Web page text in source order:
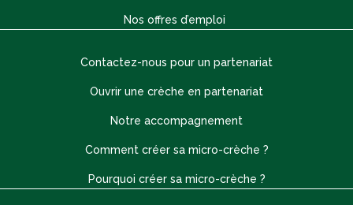
Nos offres d’emploi
Contactez-nous pour un partenariat
Ouvrir une crèche en partenariat
Notre accompagnement
Comment créer sa micro-crèche ?
Pourquoi créer sa micro-crèche ?